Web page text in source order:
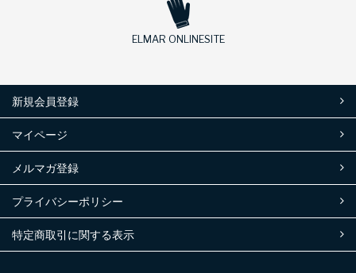
ELMAR ONLINESITE
新規会員登録
マイページ
メルマガ登録
プライバシーポリシー
特定商取引に関する表示